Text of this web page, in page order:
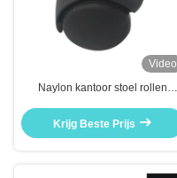
Video
Naylon kantoor stoel rollen
universele stille wiel
Krijg Beste Prijs